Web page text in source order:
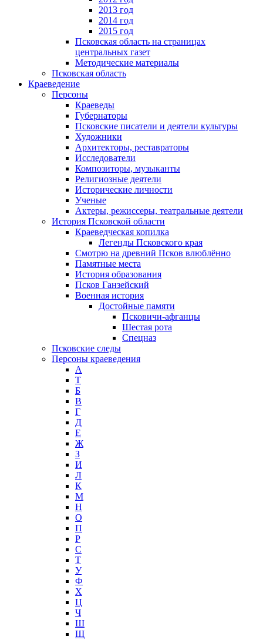
2013 год
2014 год
2015 год
Псковская область на страницах
центральных газет
Методические материалы
Псковская область
Краеведение
Персоны
Краеведы
Губернаторы
Псковские писатели и деятели культуры
Художники
Архитекторы, реставраторы
Исследователи
Композиторы, музыканты
Религиозные деятели
Исторические личности
Ученые
Актеры, режиссеры, театральные деятели
История Псковской области
Краеведческая копилка
Легенды Псковского края
Смотрю на древний Псков влюблённо
Памятные места
История образования
Псков Ганзейский
Военная история
Достойные памяти
Псковичи-афганцы
Шестая рота
Спецназ
Псковские следы
Персоны краеведения
А
T
Б
В
Г
Д
Е
Ж
З
И
Л
К
М
Н
О
П
Р
С
Т
У
Ф
Х
Ц
Ч
Ш
Щ